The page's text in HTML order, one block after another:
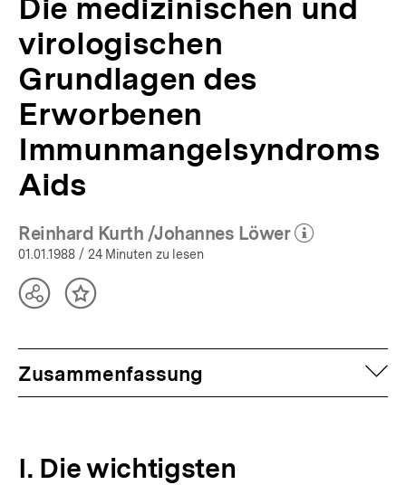
Die medizinischen und
virologischen
Grundlagen des
Erworbenen
Immunmangelsyndroms
Aids
Reinhard Kurth /Johannes Löwer
(Mehr zum Autor)
01.01.1988 / 24 Minuten zu lesen
TeilenInhalt
Zusammenfassung
I. Die wichtigsten